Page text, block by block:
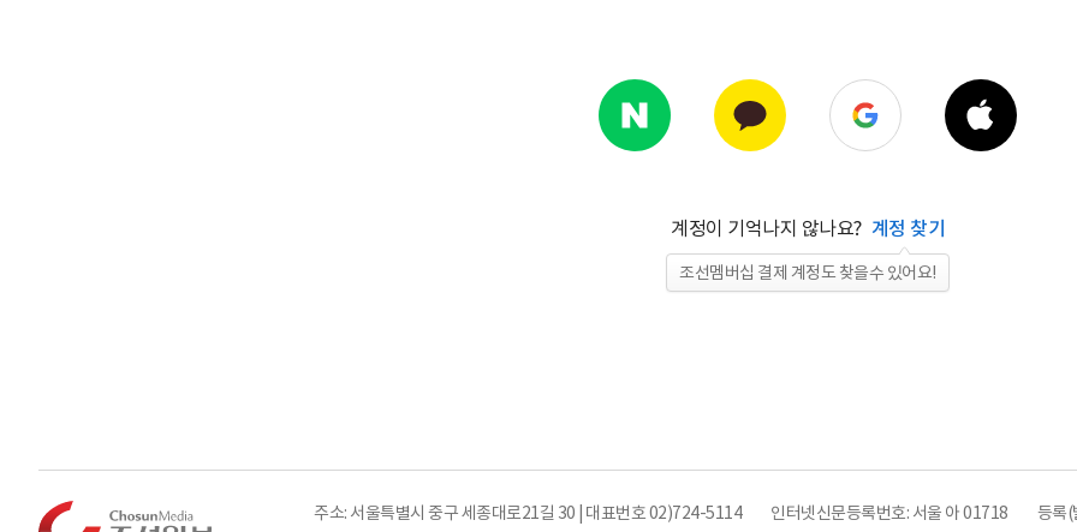
계정이 기억나지 않나요? 계정 찾기
조선멤버십 결제 계정도 찾을수 있어요!
주소: 서울특별시 중구 세종대로21길 30 | 대표번호 02)724-5114 인터넷신문등록번호: 서울 아 01718 등록(